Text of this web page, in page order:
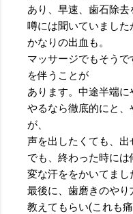
あり、早速、歯石除去
噂には聞いていました
かなりの出血も。
マッサージでもそう
を伴うことが
あります。中途半端
やるなら徹底的にと
が、
声を出したくても、出
でも、終わった時に
変な汗ををかいてまし
最後に、歯磨きのやり
教えてもらい(これも痛